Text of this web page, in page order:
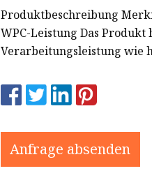
Produktbeschreibung
WPC-Leistung Das Produkt
Verarbeitungsleistung wie
Anfrage absenden